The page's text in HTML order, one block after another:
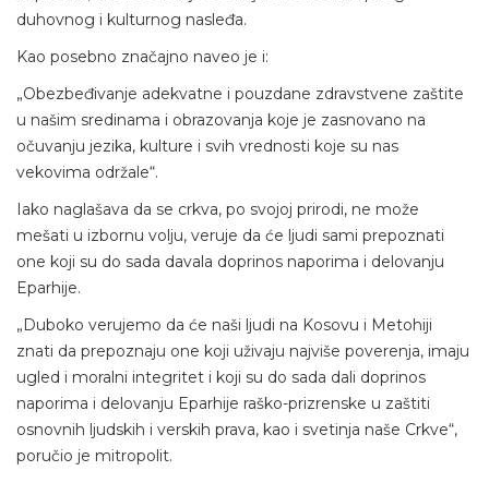
duhovnog i kulturnog nasleđa.
Kao posebno značajno naveo je i:
„Obezbeđivanje adekvatne i pouzdane zdravstvene zaštite
u našim sredinama i obrazovanja koje je zasnovano na
očuvanju jezika, kulture i svih vrednosti koje su nas
vekovima održale“.
Iako naglašava da se crkva, po svojoj prirodi, ne može
mešati u izbornu volju, veruje da će ljudi sami prepoznati
one koji su do sada davala doprinos naporima i delovanju
Eparhije.
„Duboko verujemo da će naši ljudi na Kosovu i Metohiji
znati da prepoznaju one koji uživaju najviše poverenja, imaju
ugled i moralni integritet i koji su do sada dali doprinos
naporima i delovanju Eparhije raško-prizrenske u zaštiti
osnovnih ljudskih i verskih prava, kao i svetinja naše Crkve“,
poručio je mitropolit.